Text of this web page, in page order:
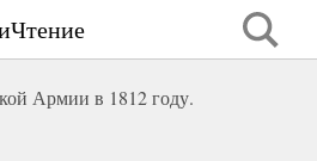
Армии в 1812 году.